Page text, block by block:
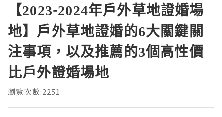
【2023-2024年戶外草地證婚場
地】戶外草地證婚的6大關鍵關
注事項，以及推薦的3個高性價
比戶外證婚場地
瀏覽次數:2251